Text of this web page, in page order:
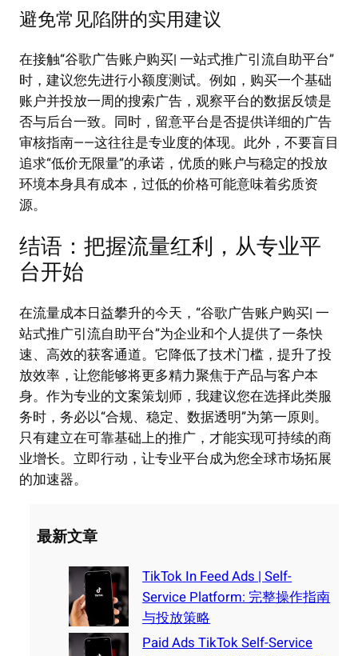
避免常见陷阱的实用建议
在接触“谷歌广告账户购买| 一站式推广引流自助平台”
时，建议您先进行小额度测试。例如，购买一个基础
账户并投放一周的搜索广告，观察平台的数据反馈是
否与后台一致。同时，留意平台是否提供详细的广告
审核指南——这往往是专业度的体现。此外，不要盲目
追求“低价无限量”的承诺，优质的账户与稳定的投放
环境本身具有成本，过低的价格可能意味着劣质资
源。
结语：把握流量红利，从专业平
台开始
在流量成本日益攀升的今天，“谷歌广告账户购买| 一
站式推广引流自助平台”为企业和个人提供了一条快
速、高效的获客通道。它降低了技术门槛，提升了投
放效率，让您能够将更多精力聚焦于产品与客户本
身。作为专业的文案策划师，我建议您在选择此类服
务时，务必以“合规、稳定、数据透明”为第一原则。
只有建立在可靠基础上的推广，才能实现可持续的商
业增长。立即行动，让专业平台成为您全球市场拓展
的加速器。
最新文章
TikTok In Feed Ads | Self-
Service Platform: 完整操作指南
与投放策略
Paid Ads TikTok Self-Service